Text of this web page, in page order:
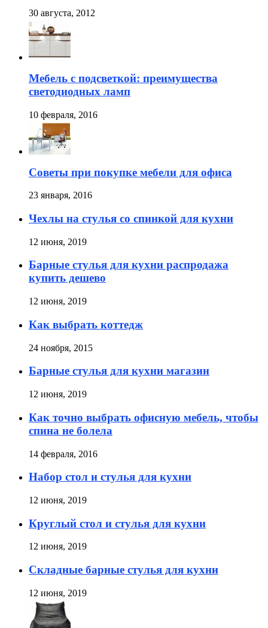
30 августа, 2012
Мебель с подсветкой: преимущества
светодиодных ламп
10 февраля, 2016
Советы при покупке мебели для офиса
23 января, 2016
Чехлы на стулья со спинкой для кухни
12 июня, 2019
Барные стулья для кухни распродажа
купить дешево
12 июня, 2019
Как выбрать коттедж
24 ноября, 2015
Барные стулья для кухни магазин
12 июня, 2019
Как точно выбрать офисную мебель, чтобы
спина не болела
14 февраля, 2016
Набор стол и стулья для кухни
12 июня, 2019
Круглый стол и стулья для кухни
12 июня, 2019
Складные барные стулья для кухни
12 июня, 2019